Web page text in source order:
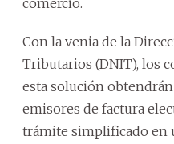
Con la venia de la
Tributarios (DNIT), los
esta solución
emisores de factura
trámite simplificado en